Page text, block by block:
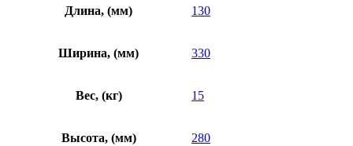
Длина, (мм) 130
Ширина, (мм) 330
Вес, (кг) 15
Высота, (мм) 280